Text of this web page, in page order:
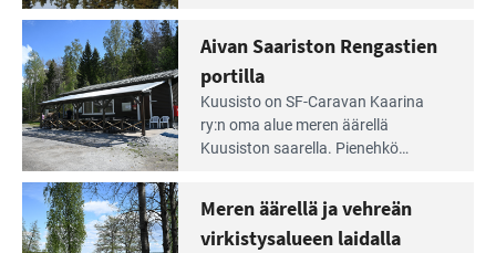
Lampien
rannalla
pääsee
irti
arjesta
tarjoaa ympäris­töineen kauniit
maisemat ja loistavat virkistäytymis­
mahdollisuudet.
Lue
Leirintäoppaan
artikkeli:
Aivan
Saariston
Rengastien
portilla
Aivan Saariston Rengastien
portilla
Kuusisto on SF-Caravan Kaarina
ry:n oma alue meren äärellä
Kuusiston saarella. Pie­nehkö
Meren äärellä ja vehreän
virkistysalueen laidalla